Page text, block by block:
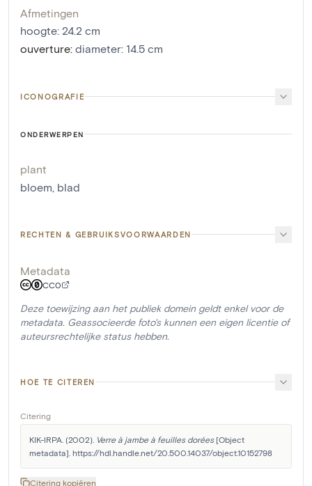
Afmetingen
hoogte: 24.2 cm
ouverture: diameter: 14.5 cm
ICONOGRAFIE
ONDERWERPEN
plant
bloem blad
RECHTEN & GEBRUIKSVOORWAARDEN
Metadata
CC0
Deze toewijzing aan het publiek domein geldt enkel voor de
metadata. Geassocieerde foto's kunnen een eigen licentie of
auteursrechtelijke status hebben.
HOE TE CITEREN
Citering
KIK-IRPA. (2002). Verre à jambe à feuilles dorées [Object
metadata]. https://hdl.handle.net/20.500.14037/object.10152798
Citering kopiëren